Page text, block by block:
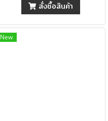
สั่งซื้อสินค้า
New